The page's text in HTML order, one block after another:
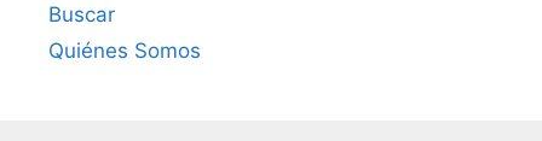
Buscar
Quiénes Somos